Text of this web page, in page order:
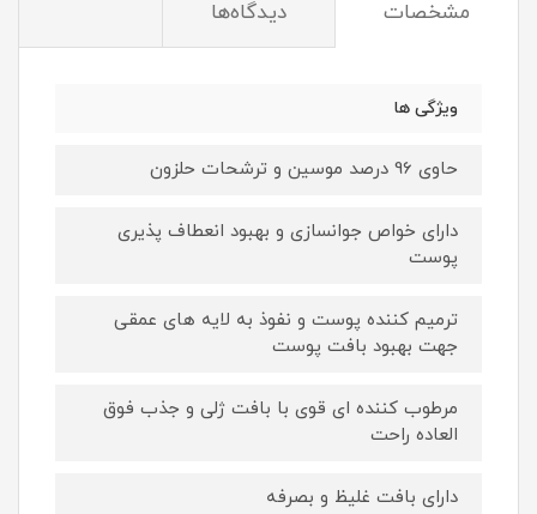
مشخصات دیدگاه‌ها
ویژگی ها
حاوی 96 درصد موسین و ترشحات حلزون
دارای خواص جوانسازی و بهبود انعطاف پذیری
پوست
ترمیم کننده پوست و نفوذ به لایه های عمقی
جهت بهبود بافت پوست
مرطوب کننده ای قوی با بافت ژلی و جذب فوق
العاده راحت
دارای بافت غلیظ و بصرفه